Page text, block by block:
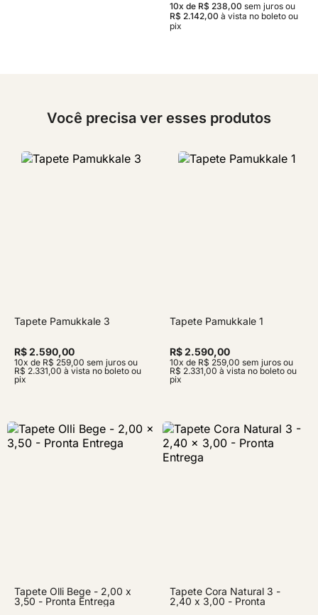
10x de R$ 238,00 sem juros ou
R$ 2.142,00 à vista no boleto ou
pix
Você precisa ver esses produtos
Tapete Pamukkale 3
R$ 2.590,00
10x de R$ 259,00 sem juros ou
R$ 2.331,00 à vista no boleto ou
pix
Tapete Pamukkale 1
R$ 2.590,00
10x de R$ 259,00 sem juros ou
R$ 2.331,00 à vista no boleto ou
pix
Tapete Olli Bege - 2,00 x
3,50 - Pronta Entrega
Tapete Cora Natural 3 -
2,40 x 3,00 - Pronta